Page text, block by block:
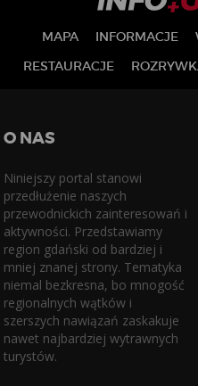
MAPA INFORMACJE
RESTAURACJE
O NAS
Niniejszy portal stanowi
przedłużenie naszych
przewodnickich zainteresowań i
aktywności. Przedstawiamy
region gdański od bardziej i
mniej znanej strony. Tematyka
niemal bezkresna, bo mnogość
regionalnych wątków i
szerszych nawiązań zaskakuje
nawet najbardziej wytrawnych
turystów.